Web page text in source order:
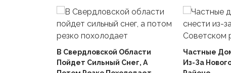
В Свердловской Области
Пойдет Сильный Снег, А
Частные
Из-За